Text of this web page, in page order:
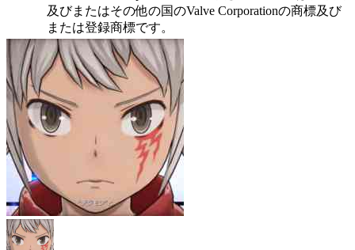
及びまたはその他の国のValve Corporationの商標及び
または登録商標です。